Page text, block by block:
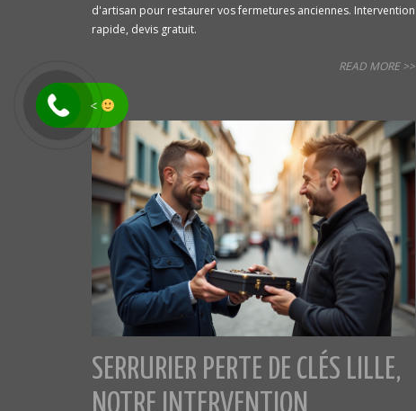
d'artisan pour restaurer vos fermetures anciennes. Intervention
rapide, devis gratuit.
READ MORE >>
SERRURIER PERTE DE CLÉS LILLE,
<